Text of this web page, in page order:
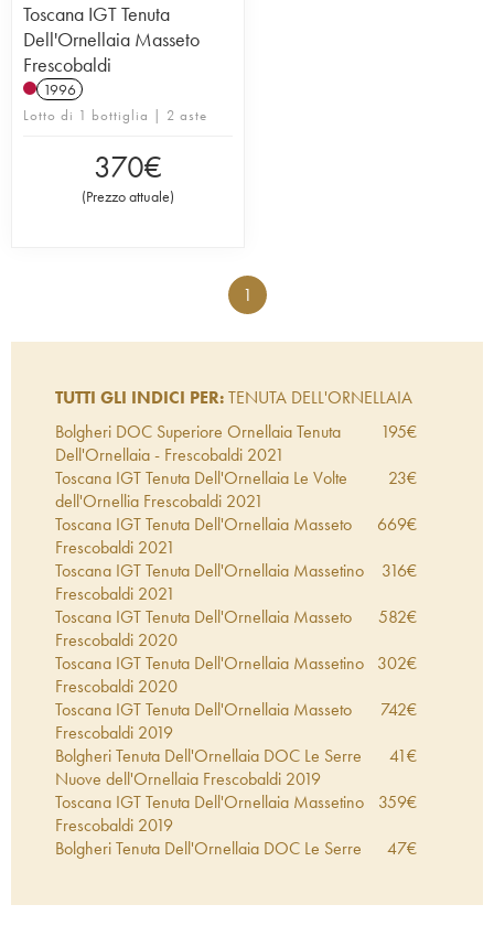
Toscana IGT Tenuta
Dell'Ornellaia Masseto
Frescobaldi
1996
Lotto di 1 bottiglia | 2 aste
370€
(Prezzo attuale)
1
TUTTI GLI INDICI PER:TENUTA DELL'ORNELLAIA
Bolgheri DOC Superiore Ornellaia Tenuta
Dell'Ornellaia - Frescobaldi 2021
195€
Toscana IGT Tenuta Dell'Ornellaia Le Volte
dell'Ornellia Frescobaldi 2021
23€
Toscana IGT Tenuta Dell'Ornellaia Masseto
Frescobaldi 2021
669€
Toscana IGT Tenuta Dell'Ornellaia Massetino
Frescobaldi 2021
316€
Toscana IGT Tenuta Dell'Ornellaia Masseto
Frescobaldi 2020
582€
Toscana IGT Tenuta Dell'Ornellaia Massetino
Frescobaldi 2020
302€
Toscana IGT Tenuta Dell'Ornellaia Masseto
Frescobaldi 2019
742€
Bolgheri Tenuta Dell'Ornellaia DOC Le Serre
Nuove dell'Ornellaia Frescobaldi 2019
41€
Toscana IGT Tenuta Dell'Ornellaia Massetino
Frescobaldi 2019
359€
Bolgheri Tenuta Dell'Ornellaia DOC Le Serre
47€